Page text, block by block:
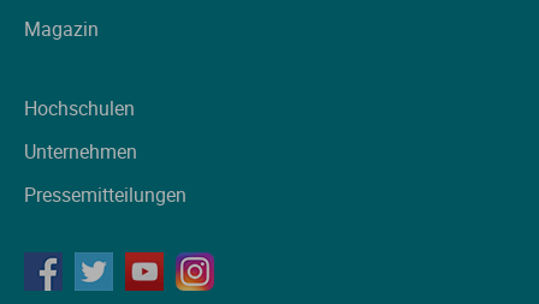
Magazin
Hochschulen
Unternehmen
Pressemitteilungen